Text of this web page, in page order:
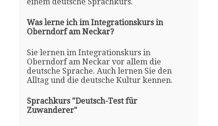
einem deutsche Sprachkurs.
Was lerne ich im Integrationskurs in
Oberndorf am Neckar?
Sie lernen im Integrationskurs in
Oberndorf am Neckar vor allem die
deutsche Sprache. Auch lernen Sie den
Alltag und die deutsche Kultur kennen.
Sprachkurs "Deutsch-Test für
Zuwanderer"